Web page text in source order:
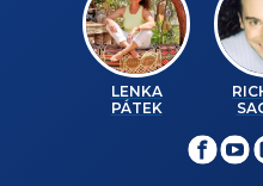
LENKA
PÁTEK